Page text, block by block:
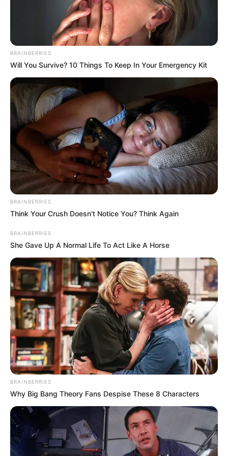
Passo a passo:Canal da Chai
E se você ainda está à procura de outro modelo
utilizando um papel cartão, veja só esse passo a
passo.
Passo a passo:Canal da Chai
2. Caixa de presente com papel microondulado
O papel microondulado deixa a embalagem bem
charmosa. Com certeza quem ganhar um
presente em um embrulho feito com esse papel,
BRAINBERRIES
Will You Survive? 10 Things To Keep In Your Emergency Kit
BRAINBERRIES
Think Your Crush Doesn't Notice You? Think Again
BRAINBERRIES
She Gave Up A Normal Life To Act Like A Horse
BRAINBERRIES
Why Big Bang Theory Fans Despise These 8 Characters